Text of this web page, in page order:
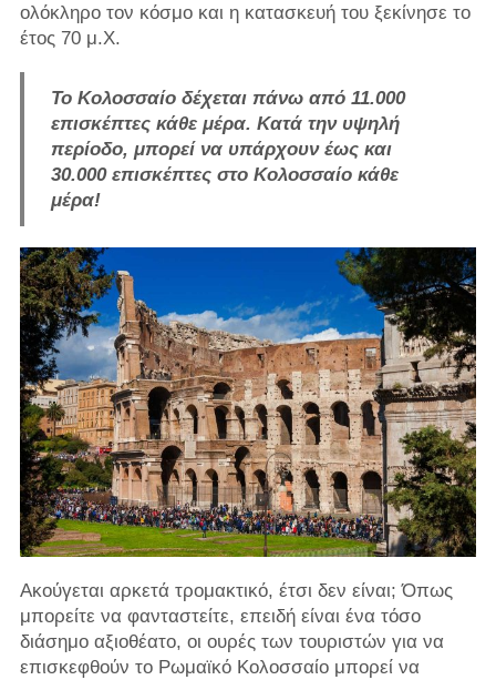
ολόκληρο τον κόσμο και η κατασκευή του ξεκίνησε το
έτος 70 μ.Χ.
Το Κολοσσαίο δέχεται πάνω από 11.000
επισκέπτες κάθε μέρα. Κατά την υψηλή
περίοδο, μπορεί να υπάρχουν έως και
30.000 επισκέπτες στο Κολοσσαίο κάθε
μέρα!
Ακούγεται αρκετά τρομακτικό, έτσι δεν είναι; Όπως
μπορείτε να φανταστείτε, επειδή είναι ένα τόσο
διάσημο αξιοθέατο, οι ουρές των τουριστών για να
επισκεφθούν το Ρωμαϊκό Κολοσσαίο μπορεί να